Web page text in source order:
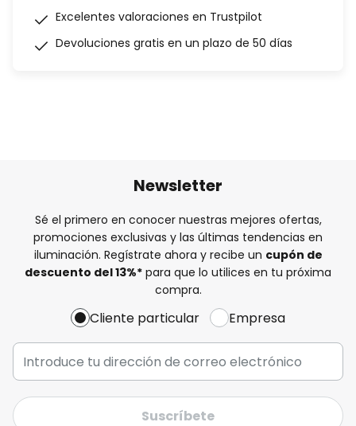
Excelentes valoraciones en Trustpilot
Devoluciones gratis en un plazo de 50 días
Newsletter
Sé el primero en conocer nuestras mejores ofertas,
promociones exclusivas y las últimas tendencias en
iluminación. Regístrate ahora y recibe un cupón de
descuento del13%* para que lo utilices en tu próxima
compra.
Cliente particular Empresa
Suscríbete